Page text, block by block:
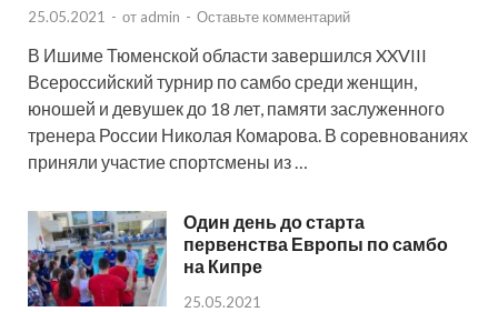
25.05.2021 - от admin - Оставьте комментарий
В Ишиме Тюменской области завершился XXVIII
Всероссийский турнир по самбо среди женщин,
юношей и девушек до 18 лет, памяти заслуженного
тренера России Николая Комарова. В соревнованиях
приняли участие спортсмены из …
Один день до старта
первенства Европы по самбо
на Кипре
25.05.2021